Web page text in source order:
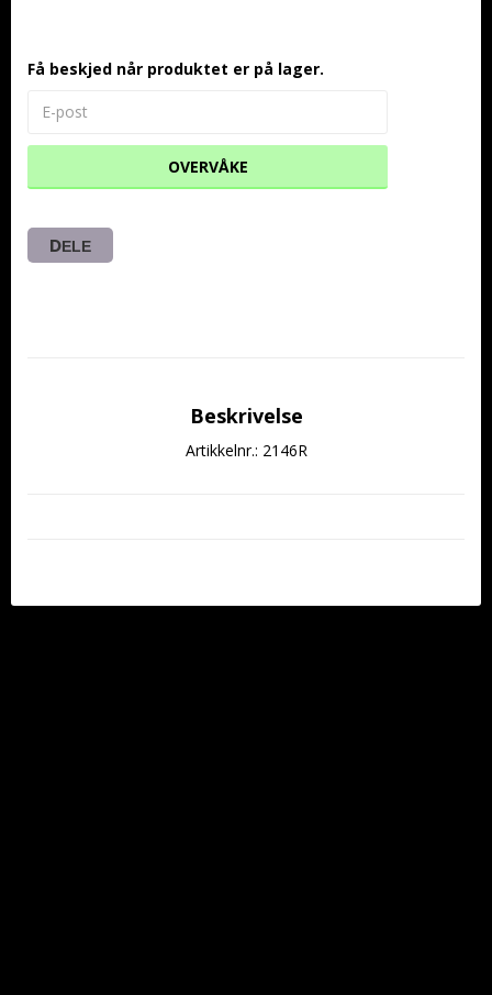
Få beskjed når produktet er på lager.
OVERVÅKE
DELE
Beskrivelse
Artikkelnr.: 2146R